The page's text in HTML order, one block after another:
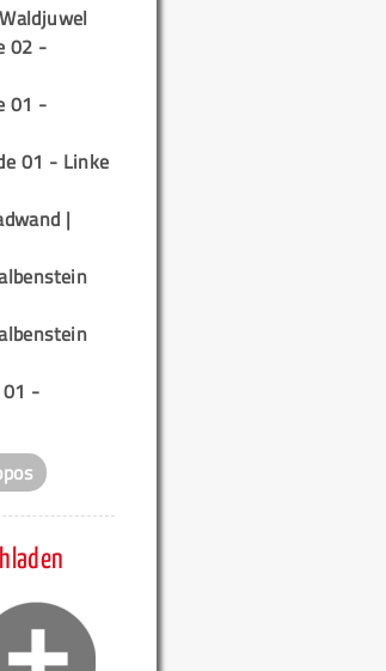
02 -
01 -
01 - Linke
|
01 -